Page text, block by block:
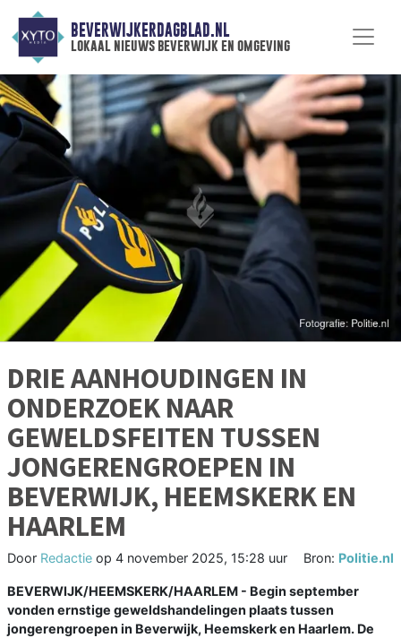
BEVERWIJKERDAGBLAD.NL
lokaal nieuws beverwijk en omgeving
DRIE AANHOUDINGEN IN
ONDERZOEK NAAR
GEWELDSFEITEN TUSSEN
JONGERENGROEPEN IN
BEVERWIJK, HEEMSKERK EN
HAARLEM
Door Redactie op 4 november 2025, 15:28 uur Bron: Politie.nl
BEVERWIJK/HEEMSKERK/HAARLEM - Begin september
vonden ernstige geweldshandelingen plaats tussen
jongerengroepen in Beverwijk, Heemskerk en Haarlem. De